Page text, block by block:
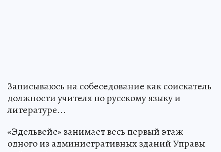
Записываюсь на собеседование как соискатель
должности учителя по русскому языку и
литературе...
«Эдельвейс» занимает весь первый этаж
одного из административных зданий Управы